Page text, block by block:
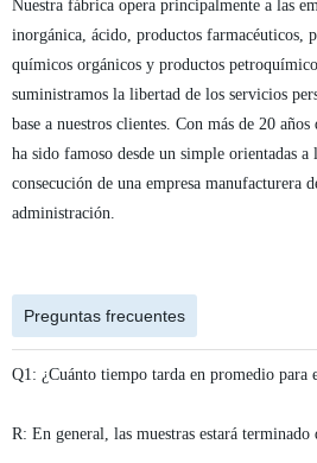
Nuestra fábrica opera principalmente a las
inorgánica, ácido, productos farmacéuticos,
químicos orgánicos y productos
suministramos la libertad de los servicios
base a nuestros clientes. Con más de 20
ha sido famoso desde un simple orientadas
consecución de una empresa manufacturera
administración.
Preguntas frecuentes
Q1: ¿Cuánto tiempo tarda en promedio para
R: En general, las muestras estará